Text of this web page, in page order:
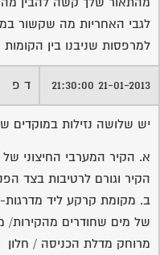
לגבי האחריות מה שקשור
למרפסות שניבנו בין הקומות
21-01-2013 21:30:00 ד פ
יש שלושה נזילות במוקדים
א. הקיר המערבי החיצוני של
הקיר וגורם לרטיבות בצד
ב. מקומת קרקע ליד מדרגות-
של מים שחודרים מהקירות/
מרוחק מדלת הכניסה / חלון